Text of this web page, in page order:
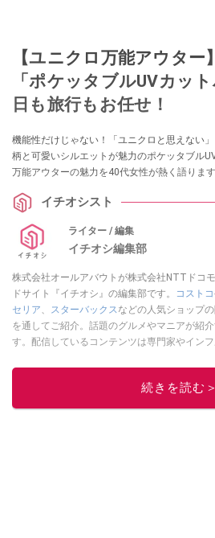
【ユニクロ万能アウター
「ポケッタブルUVカッ
日も旅行もお任せ！
機能性だけじゃない！「ユニクロと思えない
柄と可愛いシルエットが魅力のポケッタブル
万能アウターの魅力を40代女性が熱く語ります
イチオシスト
ライター / 編集
イチオシ編集部
株式会社オールアバウトが株式会社NTTドコ
ドサイト『イチオシ』の編集部です。
コストコ
セリア、 スターバックスなどの人気ショップ
を通してご紹介。話題のグルメやマニアが紹
す。配信しているコンテンツは専門家やイン
ニュースでフォロー
続きを読む＞